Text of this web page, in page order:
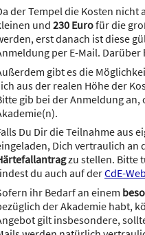
der Tempel die Kosten
und230 Eurofür die
erst danach ist diese
per E-Mail.
gibt es die
aus der realen Höhe der
gib bei der Anmeldung
Du Dir die Teilnahme aus
Dich vertraulich an
zu stellen. Bitte
du auch auf derCdE-
ihr Bedarf an einem
der Akademie habt,
gilt insbesondere,